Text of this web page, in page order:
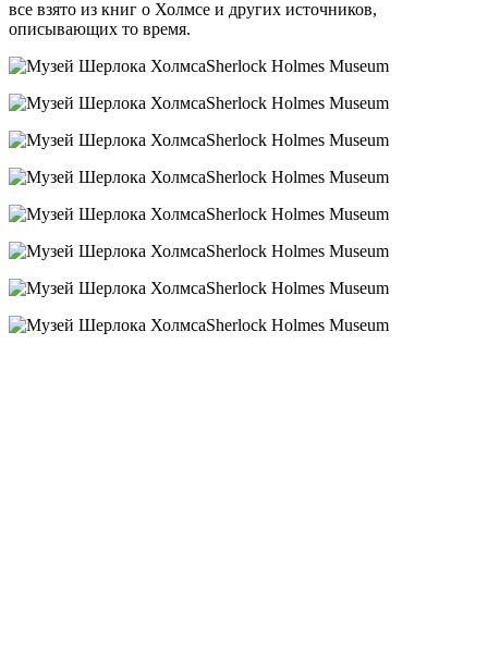
все взято из книг о Холмсе и других источников,
описывающих то время.